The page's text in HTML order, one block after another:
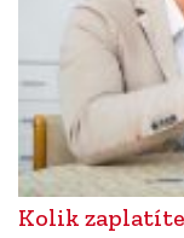
Kolik